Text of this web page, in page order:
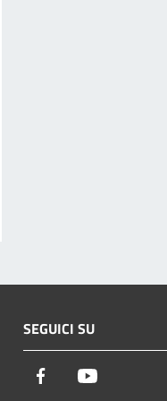
SEGUICI SU
Facebook